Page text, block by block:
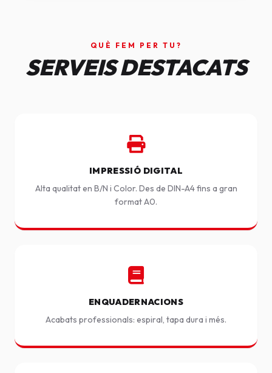
QUÈ FEM PER TU?
SERVEIS DESTACATS
IMPRESSIÓ DIGITAL
Alta qualitat en B/N i Color. Des de DIN-A4 fins a gran
format A0.
ENQUADERNACIONS
Acabats professionals: espiral, tapa dura i més.